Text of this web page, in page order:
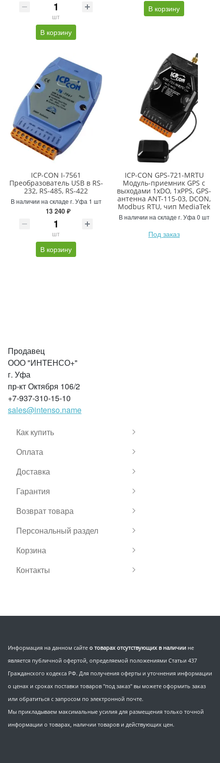
шт
В корзину
В корзину
ICP-CON I-7561
Преобразователь USB в RS-
232, RS-485, RS-422
В наличии на складе г. Уфа 1 шт
13 240 ₽
шт
В корзину
ICP-CON GPS-721-MRTU
Модуль-приемник GPS с
выходами 1xDO, 1xPPS, GPS-
антенна ANT-115-03, DCON,
Modbus RTU, чип MediaTek
В наличии на складе г. Уфа 0 шт
Под заказ
Продавец
ООО "ИНТЕНСО+"
г. Уфа
пр-кт Октября 106/2
+7-937-310-15-10
sales@intenso.name
Как купить
Оплата
Доставка
Гарантия
Возврат товара
Персональный раздел
Корзина
Контакты
Информация на данном сайте о товарах отсутствующих в наличии не
является публичной офертой, определяемой положениями Статьи 437
Гражданского кодекса РФ. Для получения оферты и уточнения информации
о ценах и сроках поставки товаров "под заказ" вы можете оформить заказ
или обратиться с запросом по электронной почте.
Мы прикладываем максимальные усилия для размещения только точной
информации о товарах, наличии товаров и действующих цен.